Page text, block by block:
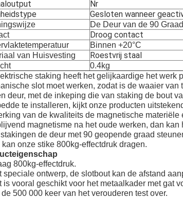
Nr
Gesloten wanneer
De Deur van de 90
Droog contact
Binnen +20°C
van Huisvesting
Roestvrij staal
0.4kg
staking heeft het gelijkaardige het werk
slot moet werken, zodat is de waaier
deur, met de inkeping die van staking de bout
te installeren, kijkt onze producten
van de kwaliteits de magnetische
magnetisme na het oude werken, dan
de deur met 90 geopende graad
kan onze stike 800kg-effectdruk dragen.
800kg-effectdruk.
speciale ontwerp, de slotbout kan de afstand
is vooral geschikt voor het metaalkader met gat
de 500 000 keer van het verouderen test over.